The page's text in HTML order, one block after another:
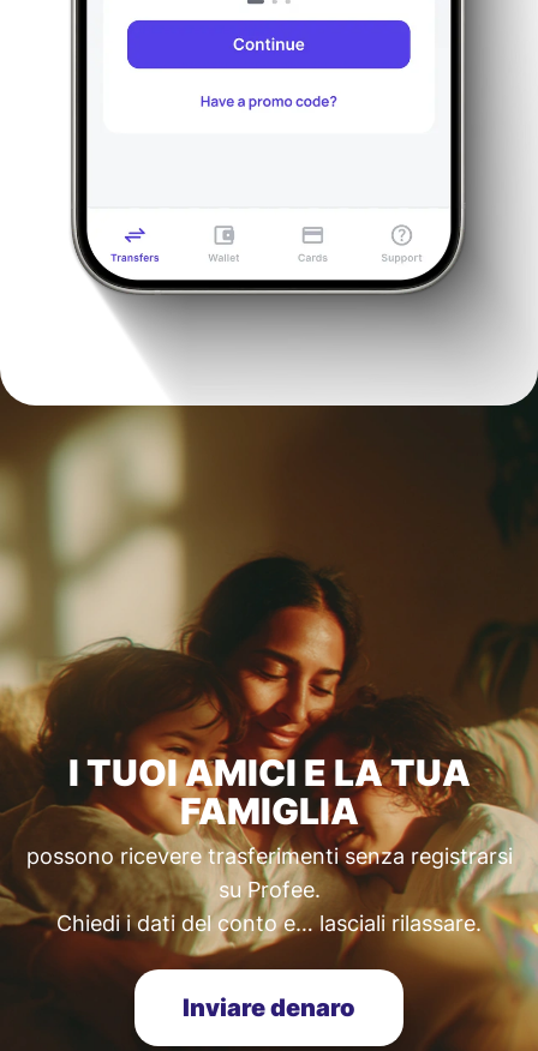
I TUOI AMICI E LA TUA
FAMIGLIA
possono ricevere trasferimenti senza registrarsi
su Profee.
Chiedi i dati del conto e… lasciali rilassare.
Inviare denaro